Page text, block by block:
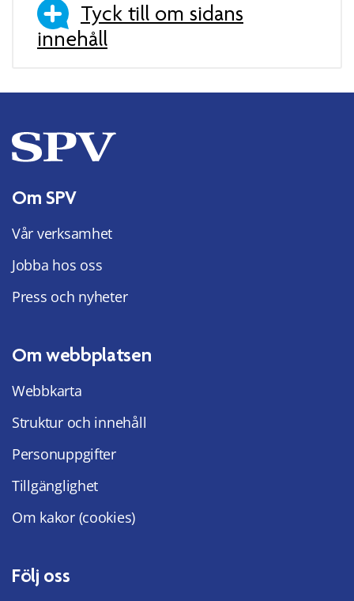
Tyck till om sidans
innehåll
Om SPV
Vår verksamhet
Jobba hos oss
Press och nyheter
Om webbplatsen
Webbkarta
Struktur och innehåll
Personuppgifter
Tillgänglighet
Om kakor (cookies)
Följ oss